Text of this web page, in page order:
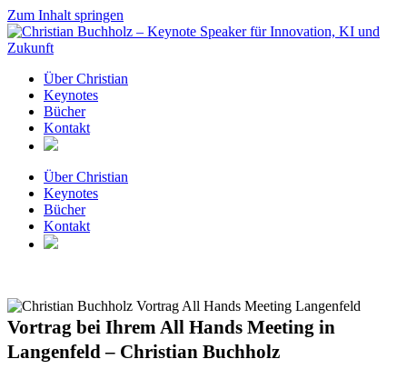
Zum Inhalt springen
Über Christian
Keynotes
Bücher
Kontakt
Über Christian
Keynotes
Bücher
Kontakt
Vortrag bei Ihrem All Hands Meeting in
Langenfeld – Christian Buchholz